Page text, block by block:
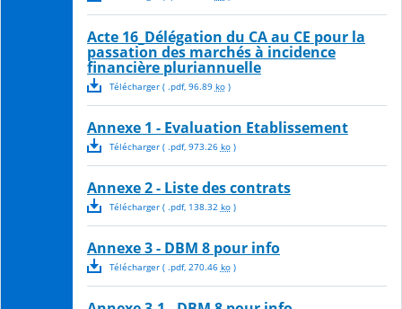
Acte 16_Délégation du CA au CE pour la
passation des marchés à incidence
financière pluriannuelle
Télécharger( .pdf, 96.89 ko)
Annexe 1 - Evaluation Etablissement
Télécharger( .pdf, 973.26 ko)
Annexe 2 - Liste des contrats
Télécharger( .pdf, 138.32 ko)
Annexe 3 - DBM 8 pour info
Télécharger( .pdf, 270.46 ko)